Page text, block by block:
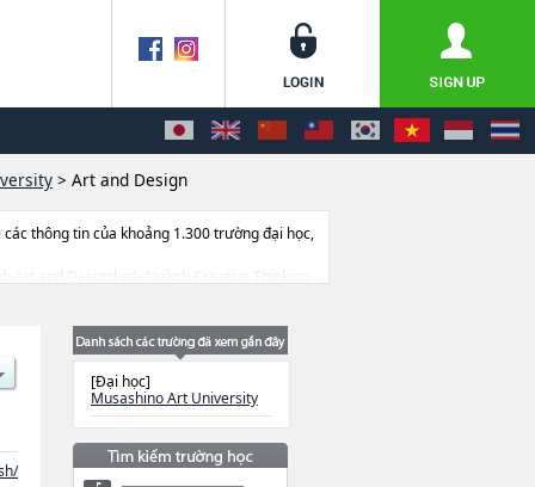
> Art and Design
các thông tin của khoảng 1.300 trường đại học,
[Đại học]
Musashino Art University